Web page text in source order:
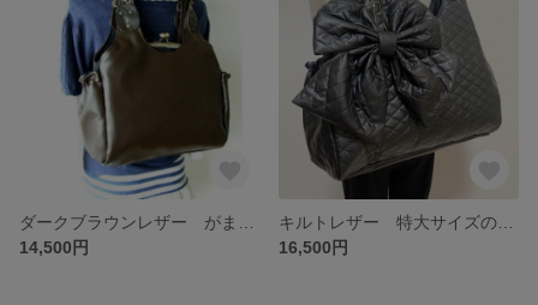
14,500円
16,500円